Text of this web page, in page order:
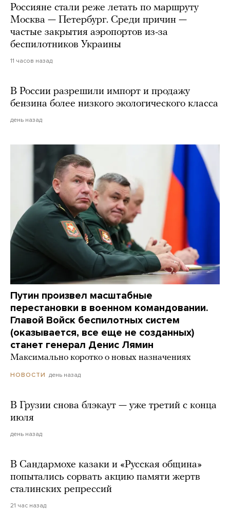
Россияне стали реже летать по маршруту
Москва — Петербург. Среди причин —
частые закрытия аэропортов из-за
беспилотников Украины
11 часов назад
В России разрешили импорт и продажу
бензина более низкого экологического класса
день назад
Путин произвел масштабные
перестановки в военном командовании.
Главой Войск беспилотных систем
(оказывается, все еще не созданных)
станет генерал Денис Лямин
Максимально коротко о новых назначениях
НОВОСТИ день назад
В Грузии снова блэкаут — уже третий с конца
июля
день назад
В Сандармохе казаки и «Русская община»
попытались сорвать акцию памяти жертв
сталинских репрессий
21 час назад